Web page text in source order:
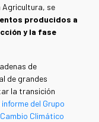
Agricultura, se
producidos a
y la fase
de
de grandes
la transición
del Grupo
Climático